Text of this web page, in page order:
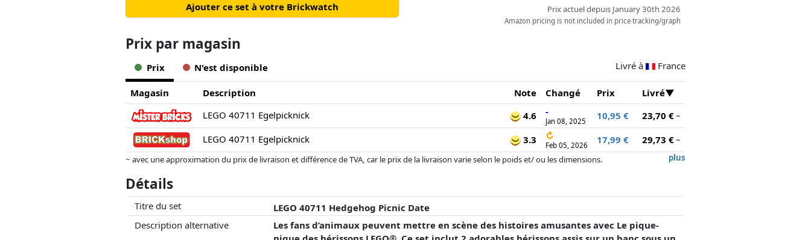
Ajouter ce set à votre Brickwatch Prix actuel depuis January 30th 2026
Amazon pricing is not included in price tracking/graph
Prix ​​par magasin
Prix N'est disponible Livré à France
Magasin Description Note Changé Prix
Livré
LEGO 40711 Egelpicknick
4.6 -
Jan 08, 2025 10,95 € 23,70 €~
LEGO 40711 Egelpicknick 3.3 ↻
Feb 05, 2026 17,99 € 29,73 €~
plus
~ avec une approximation du prix de livraison et différence de TVA, car le prix de la livraison varie selon le poids et/ ou les dimensions.
aucune influence sur celui-ci. Ce n'est qu'à prix égaux que les réalisations historiques peuvent influencer l'ordre.
Détails
Titre du set
LEGO 40711 Hedgehog Picnic Date
Description alternative
Les fans d’animaux peuvent mettre en scène des histoires amusantes avec Le pique-